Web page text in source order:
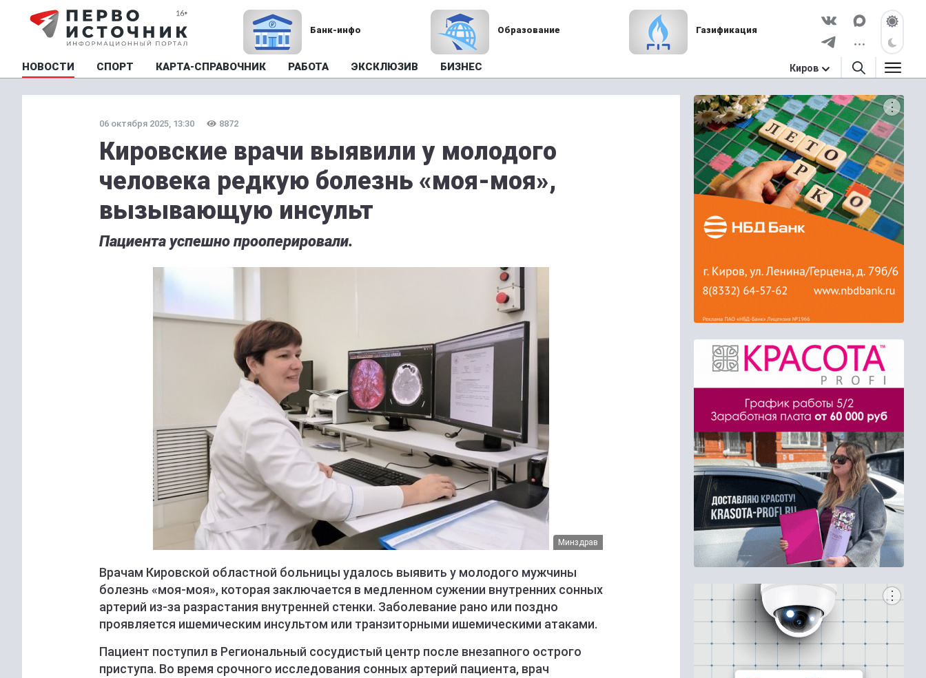
Банк-инфо Образование Газификация
НОВОСТИ СПОРТ КАРТА-СПРАВОЧНИК РАБОТА ЭКСКЛЮЗИВ БИЗНЕС Киров
06 октября 2025, 13:30 8872
Кировские врачи выявили у молодого
человека редкую болезнь «моя-моя»,
вызывающую инсульт
Пациента успешно прооперировали.
Минздрав
Врачам Кировской областной больницы удалось выявить у молодого мужчины
болезнь «моя-моя», которая заключается в медленном сужении внутренних сонных
артерий из-за разрастания внутренней стенки. Заболевание рано или поздно
проявляется ишемическим инсультом или транзиторными ишемическими атаками.
Пациент поступил в Региональный сосудистый центр после внезапного острого
приступа. Во время срочного исследования сонных артерий пациента, врач